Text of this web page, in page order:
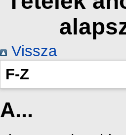
Vissza
F-Z
A...